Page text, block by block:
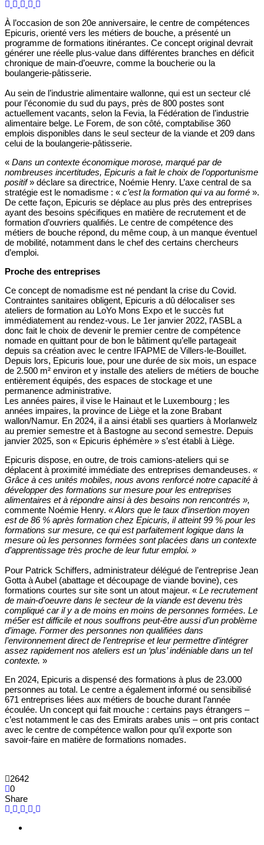
À l’occasion de son 20e anniversaire, le centre de compétences
Epicuris, orienté vers les métiers de bouche, a présenté un
programme de formations itinérantes. Ce concept original devrait
générer une réelle plus-value dans différentes branches en déficit
chronique de main-d’oeuvre, comme la boucherie ou la
boulangerie-pâtisserie.
Au sein de l’industrie alimentaire wallonne, qui est un secteur clé
pour l’économie du sud du pays, près de 800 postes sont
actuellement vacants, selon la Fevia, la Fédération de l’industrie
alimentaire belge. Le Forem, de son côté, comptabilise 360
emplois disponibles dans le seul secteur de la viande et 209 dans
celui de la boulangerie-pâtisserie.
« Dans un contexte économique morose, marqué par de
nombreuses incertitudes, Epicuris a fait le choix de l’opportunisme
positif» déclare sa directrice, Noémie Henry. L’axe central de sa
stratégie est le nomadisme : « c’est la formation qui va au formé ».
De cette façon, Epicuris se déplace au plus près des entreprises
ayant des besoins spécifiques en matière de recrutement et de
formation d’ouvriers qualifiés. Le centre de compétence des
métiers de bouche répond, du même coup, à un manque éventuel
de mobilité, notamment dans le chef des certains chercheurs
d’emploi.
Proche des entreprises
Ce concept de nomadisme est né pendant la crise du Covid.
Contraintes sanitaires obligent, Epicuris a dû délocaliser ses
ateliers de formation au LoYo Mons Expo et le succès fut
immédiatement au rendez-vous. Le 1er janvier 2022, l’ASBL a
donc fait le choix de devenir le premier centre de compétence
nomade en quittant pour de bon le bâtiment qu’elle partageait
depuis sa création avec le centre IFAPME de Villers-le-Bouillet.
Depuis lors, Epicuris loue, pour une durée de six mois, un espace
de 2.500 m² environ et y installe des ateliers de métiers de bouche
entièrement équipés, des espaces de stockage et une
permanence administrative.
Les années paires, il vise le Hainaut et le Luxembourg ; les
années impaires, la province de Liège et la zone Brabant
wallon/Namur. En 2024, il a ainsi établi ses quartiers à Morlanwelz
au premier semestre et à Bastogne au second semestre. Depuis
janvier 2025, son « Epicuris éphémère » s’est établi à Liège.
Epicuris dispose, en outre, de trois camions-ateliers qui se
déplacent à proximité immédiate des entreprises demandeuses. «
Grâce à ces unités mobiles, nous avons renforcé notre capacité à
développer des formations sur mesure pour les entreprises
alimentaires et à répondre ainsi à des besoins non rencontrés »,
commente Noémie Henry. « Alors que le taux d’insertion moyen
est de 86 % après formation chez Epicuris, il atteint 99 % pour les
formations sur mesure, ce qui est parfaitement logique dans la
mesure où les personnes formées sont placées dans un contexte
d’apprentissage très proche de leur futur emploi. »
Pour Patrick Schiffers, administrateur délégué de l’entreprise Jean
Gotta à Aubel (abattage et découpage de viande bovine), ces
formations courtes sur site sont un atout majeur. « Le recrutement
de main-d’oeuvre dans le secteur de la viande est devenu très
compliqué car il y a de moins en moins de personnes formées. Le
mé5er est difficile et nous souffrons peut-être aussi d’un problème
d’image. Former des personnes non qualifiées dans
l’environnement direct de l’entreprise et leur permettre d’intégrer
assez rapidement nos ateliers est un ‘plus’ indéniable dans un tel
contexte. »
En 2024, Epicuris a dispensé des formations à plus de 23.000
personnes au total. Le centre a également informé ou sensibilisé
671 entreprises liées aux métiers de bouche durant l’année
écoulée. Un concept qui fait mouche : certains pays étrangers –
c’est notamment le cas des Emirats arabes unis – ont pris contact
avec le centre de compétence wallon pour qu’il exporte son
savoir-faire en matière de formations nomades.
2642
0
Share